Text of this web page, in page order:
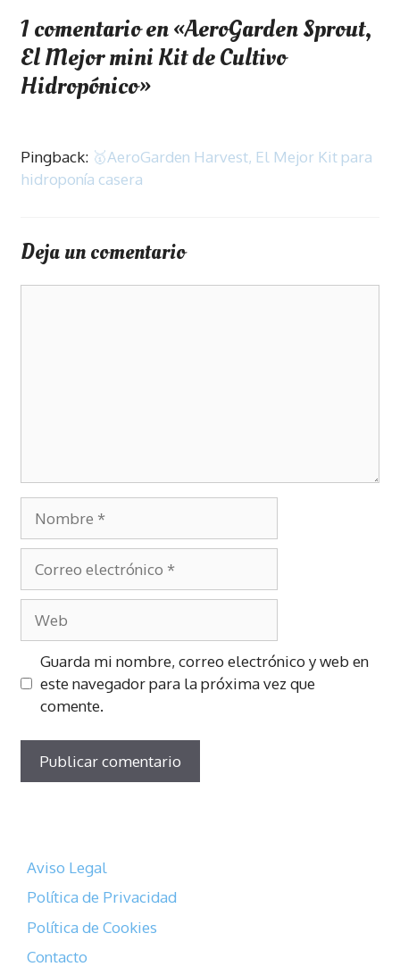
1 comentario en «AeroGarden Sprout,
El Mejor mini Kit de Cultivo
Hidropónico»
Pingback: 🥇AeroGarden Harvest, El Mejor Kit para
hidroponía casera
Deja un comentario
electrónico
Guarda mi nombre, correo electrónico y web en
este navegador para la próxima vez que
comente.
Aviso Legal
Política de Privacidad
Política de Cookies
Contacto